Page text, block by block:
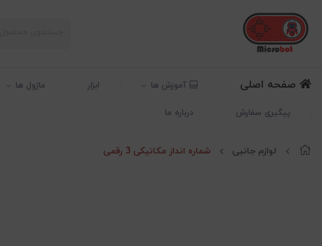
صفحه اصلی آموزش ها ابزار ماژول ها
پیگیری سفارش درباره ما
لوازم جانبی شماره انداز مکانیکی 3 رقمی